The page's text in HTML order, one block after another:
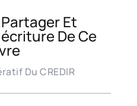
Et
De Ce
Du CREDIR